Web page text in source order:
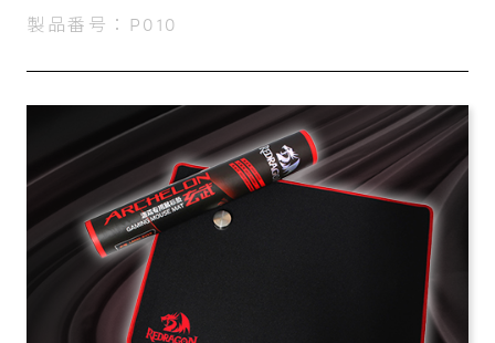
製品番号：P010